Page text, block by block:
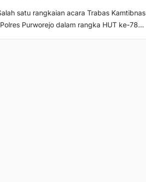
satu rangkaian acara Trabas Kamtibnas
Purworejo dalam rangka HUT ke-78...